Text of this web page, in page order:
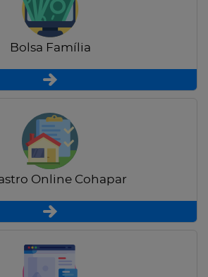
Bolsa Família
Online Cohapar